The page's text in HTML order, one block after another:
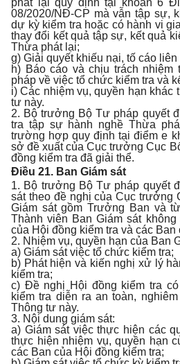
phát lại quy định tại khoản 6
08/2020/NĐ-CP mà vẫn tập sự,
dự kỳ kiểm tra hoặc có hành vi
thay đổi kết quả tập sự, kết quả
Thừa phát lại;
g) Giải quyết khiếu nại, tố cáo
h) Báo cáo và chịu trách
pháp về việc tổ chức kiểm tra và
i) Các nhiệm vụ, quyền hạn khác
tư này.
2. Bộ trưởng Bộ Tư pháp quyết
tra tập sự hành nghề Thừa
trường hợp quy định tại điểm e
sở đề xuất của Cục trưởng Cục
đồng kiểm tra đã giải thể.
Điều 21. Ban Giám sát
1. Bộ trưởng Bộ Tư pháp quyết
sát theo đề nghị của Cục trưởng
Giám sát gồm Trưởng Ban và
Thành viên Ban Giám sát
của Hội đồng kiểm tra và các Ban
2. Nhiệm vụ, quyền hạn của Ban
a) Giám sát việc tổ chức kiểm tra;
b) Phát hiện và kiến nghị xử lý
kiểm tra;
c) Đề nghị Hội đồng kiểm tra
kiểm tra diễn ra an toàn,
Thông tư này.
3. Nội dung giám sát:
a) Giám sát việc thực hiện các
thực hiện nhiệm vụ, quyền hạn
các Ban của Hội đồng kiểm tra;